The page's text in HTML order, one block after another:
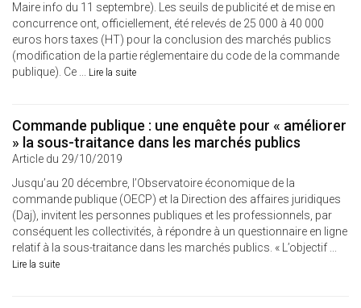
Maire info du 11 septembre). Les seuils de publicité et de mise en
concurrence ont, officiellement, été relevés de 25 000 à 40 000
euros hors taxes (HT) pour la conclusion des marchés publics
(modification de la partie réglementaire du code de la commande
publique). Ce ... Lire la suite
Commande publique : une enquête pour « améliorer
» la sous-traitance dans les marchés publics
Article du 29/10/2019
Jusqu’au 20 décembre, l’Observatoire économique de la
commande publique (OECP) et la Direction des affaires juridiques
(Daj), invitent les personnes publiques et les professionnels, par
conséquent les collectivités, à répondre à un questionnaire en ligne
relatif à la sous-traitance dans les marchés publics. « L’objectif ...
Lire la suite